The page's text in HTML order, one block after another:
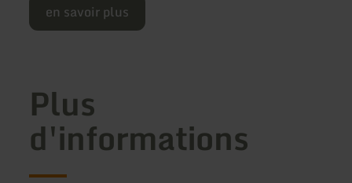
en savoir plus
Plus
d'informations